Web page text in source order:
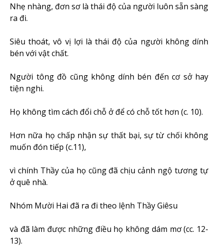
Nhẹ nhàng, đơn sơ là thái độ của người luôn sẵn sàng
ra đi.
Siêu thoát, vô vị lợi là thái độ của người không dính
bén với vật chất.
Người tông đồ cũng không dính bén đến cơ sở hay
tiện nghi.
Họ không tìm cách đổi chỗ ở để có chỗ tốt hơn (c. 10).
Hơn nữa họ chấp nhận sự thất bại, sự từ chối không
muốn đón tiếp (c.11),
vì chính Thầy của họ cũng đã chịu cảnh ngộ tương tự
ở quê nhà.
Nhóm Mười Hai đã ra đi theo lệnh Thầy Giêsu
và đã làm được những điều họ không dám mơ (cc. 12-
13).